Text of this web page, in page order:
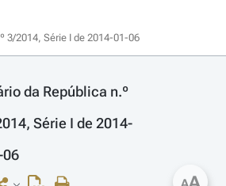
3/2014, Série I de 2014-01-06
da República n.º
Série I de 2014-
06
A